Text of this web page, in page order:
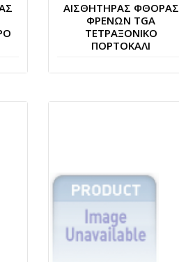
ΑΙΣΘΗΤΗΡΑΣ ΦΘΟΡΑΣ
ΦΡΕΝΩΝ TGA
ΤΕΤΡΑΞΟΝΙΚΟ
ΠΟΡΤΟΚΑΛΙ